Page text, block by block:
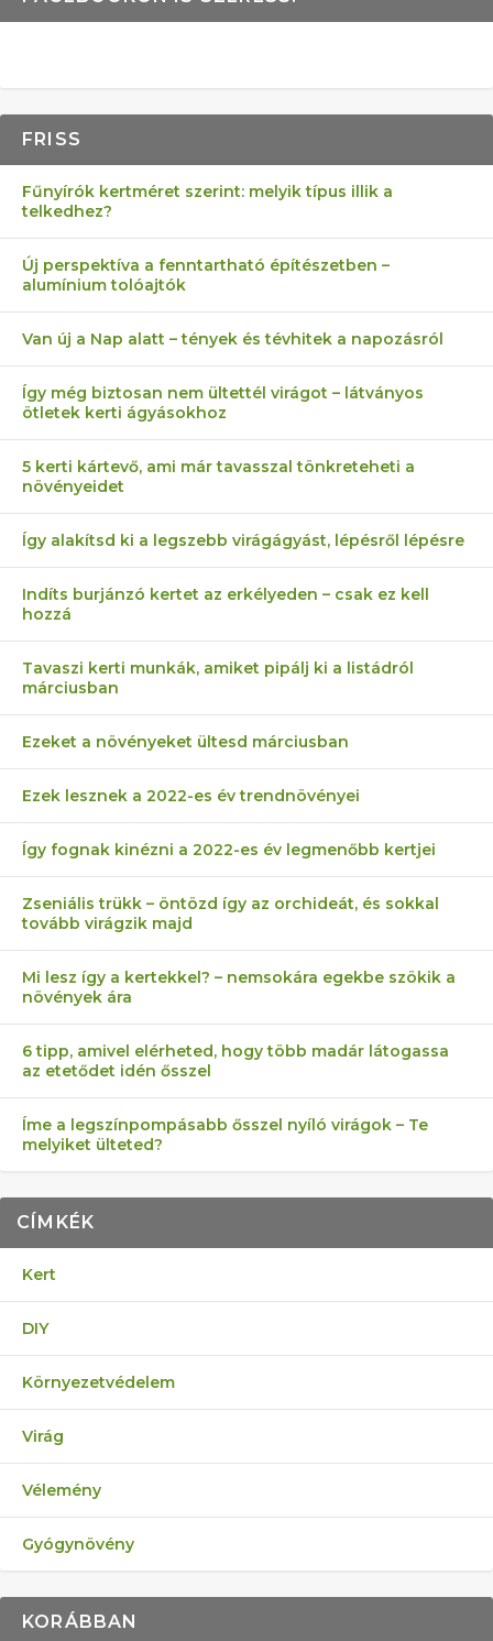
FRISS
Fűnyírók kertméret szerint: melyik típus illik a
telkedhez?
Új perspektíva a fenntartható építészetben –
alumínium tolóajtók
Van új a Nap alatt – tények és tévhitek a napozásról
Így még biztosan nem ültettél virágot – látványos
ötletek kerti ágyásokhoz
5 kerti kártevő, ami már tavasszal tönkreteheti a
növényeidet
Így alakítsd ki a legszebb virágágyást, lépésről lépésre
Indíts burjánzó kertet az erkélyeden – csak ez kell
hozzá
Tavaszi kerti munkák, amiket pipálj ki a listádról
márciusban
Ezeket a növényeket ültesd márciusban
Ezek lesznek a 2022-es év trendnövényei
Így fognak kinézni a 2022-es év legmenőbb kertjei
Zseniális trükk – öntözd így az orchideát, és sokkal
tovább virágzik majd
Mi lesz így a kertekkel? – nemsokára egekbe szökik a
növények ára
6 tipp, amivel elérheted, hogy több madár látogassa
az etetődet idén ősszel
Íme a legszínpompásabb ősszel nyíló virágok – Te
melyiket ülteted?
CÍMKÉK
Kert
DIY
Környezetvédelem
Virág
Vélemény
Gyógynövény
KORÁBBAN